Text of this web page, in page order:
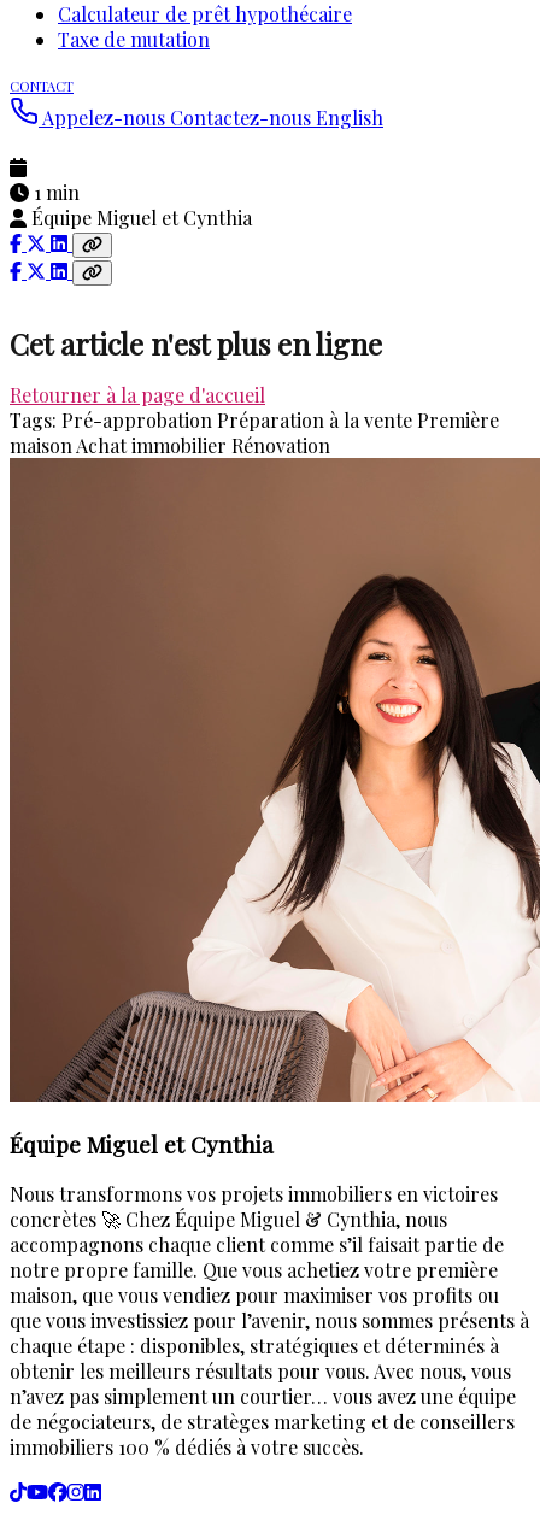
Calculateur de prêt hypothécaire
Taxe de mutation
CONTACT
Appelez-nous Contactez-nousEnglish
1 min
Équipe Miguel et Cynthia
Cet article n'est plus en ligne
Retourner à la page d'accueil
Tags: Pré-approbation Préparation à la vente Première
maison Achat immobilier Rénovation
Équipe Miguel et Cynthia
Nous transformons vos projets immobiliers en victoires
concrètes 🚀 Chez Équipe Miguel & Cynthia, nous
accompagnons chaque client comme s’il faisait partie de
notre propre famille. Que vous achetiez votre première
maison, que vous vendiez pour maximiser vos profits ou
que vous investissiez pour l’avenir, nous sommes présents à
chaque étape : disponibles, stratégiques et déterminés à
obtenir les meilleurs résultats pour vous. Avec nous, vous
n’avez pas simplement un courtier… vous avez une équipe
de négociateurs, de stratèges marketing et de conseillers
immobiliers 100 % dédiés à votre succès.